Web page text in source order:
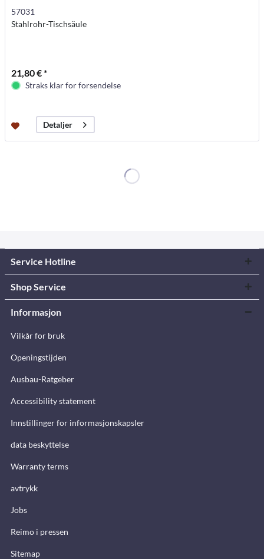
57031
Stahlrohr-Tischsäule
21,80 € *
Straks klar for forsendelse
Detaljer
Service Hotline
Shop Service
Informasjon
Vilkår for bruk
Openingstijden
Ausbau-Ratgeber
Accessibility statement
Innstillinger for informasjonskapsler
data beskyttelse
Warranty terms
avtrykk
Jobs
Reimo i pressen
Sitemap